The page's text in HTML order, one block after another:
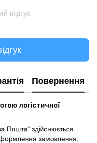
відгук
Повернення
логістичної
Пошта" здійснюється
замовлення;